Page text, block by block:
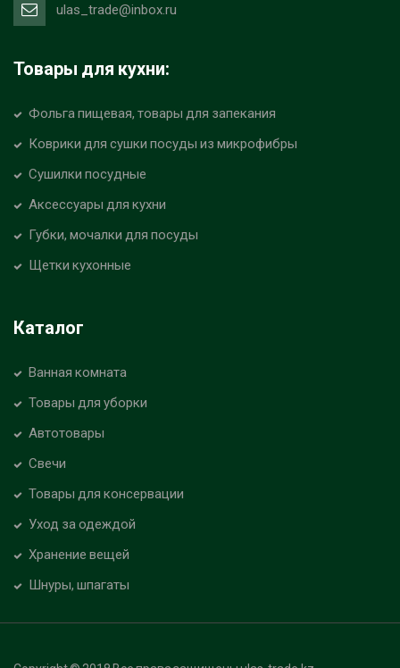
ulas_trade@inbox.ru
Товары для кухни:
Фольга пищевая, товары для запекания
Коврики для сушки посуды из микрофибры
Сушилки посудные
Аксессуары для кухни
Губки, мочалки для посуды
Щетки кухонные
Каталог
Ванная комната
Товары для уборки
Автотовары
Свечи
Товары для консервации
Уход за одеждой
Хранение вещей
Шнуры, шпагаты